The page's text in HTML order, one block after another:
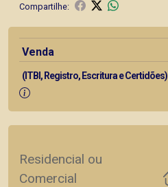
Compartilhe:
Venda
(ITBI, Registro, Escritura e Certidões)
Residencial ou
Comercial